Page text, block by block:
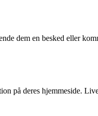
dem en besked eller
på deres hjemmeside.